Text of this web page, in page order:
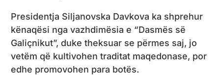
Presidentja Siljanovska Davkova ka shprehur
kënaqësi nga vazhdimësia e “Dasmës së
Galiçnikut”, duke theksuar se përmes saj, jo
vetëm që kultivohen traditat maqedonase, por
edhe promovohen para botës.